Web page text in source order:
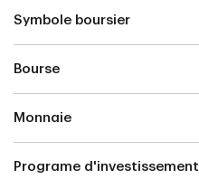
Symbole boursier
Bourse
Monnaie
Programe d'investissement